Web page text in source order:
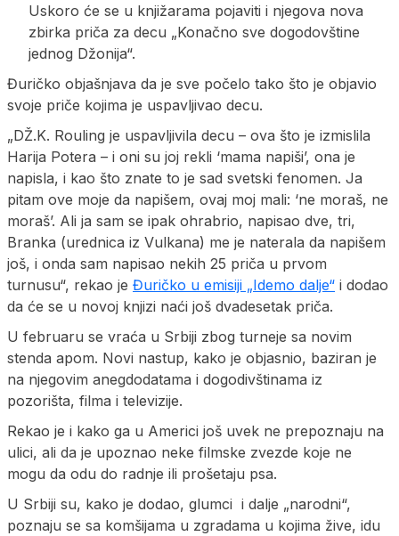
Uskoro će se u knjižarama pojaviti i njegova nova
zbirka priča za decu „Konačno sve dogodovštine
jednog Džonija“.
Đuričko objašnjava da je sve počelo tako što je objavio
svoje priče kojima je uspavljivao decu.
„DŽ.K. Rouling je uspavljivila decu – ova što je izmislila
Harija Potera – i oni su joj rekli ‘mama napiši’, ona je
napisla, i kao što znate to je sad svetski fenomen. Ja
pitam ove moje da napišem, ovaj moj mali: ‘ne moraš, ne
moraš’. Ali ja sam se ipak ohrabrio, napisao dve, tri,
Branka (urednica iz Vulkana) me je naterala da napišem
još, i onda sam napisao nekih 25 priča u prvom
turnusu“, rekao je Đuričko u emisiji „Idemo dalje“ i dodao
da će se u novoj knjizi naći još dvadesetak priča.
U februaru se vraća u Srbiji zbog turneje sa novim
stenda apom. Novi nastup, kako je objasnio, baziran je
na njegovim anegdodatama i dogodivštinama iz
pozorišta, filma i televizije.
Rekao je i kako ga u Americi još uvek ne prepoznaju na
ulici, ali da je upoznao neke filmske zvezde koje ne
mogu da odu do radnje ili prošetaju psa.
U Srbiji su, kako je dodao, glumci i dalje „narodni“,
poznaju se sa komšijama u zgradama u kojima žive, idu